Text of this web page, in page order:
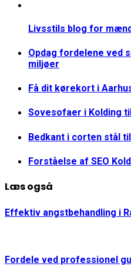
Livsstils blog for
Opdag fordelene ved
miljøer
Få dit kørekort i
Sovesofaer i Kolding
Bedkant i corten stål
Forståelse af SEO
Læs også
Effektiv angstbehandling i
Fordele ved professionel